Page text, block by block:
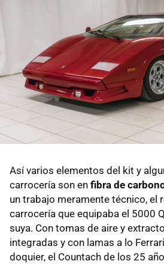
Así varios elementos del kit y
carrocería son en fibra de
un trabajo meramente técnico, el
carrocería que equipaba el 5000
suya. Con tomas de aire y
integradas y con lamas a lo
doquier, el Countach de los 25